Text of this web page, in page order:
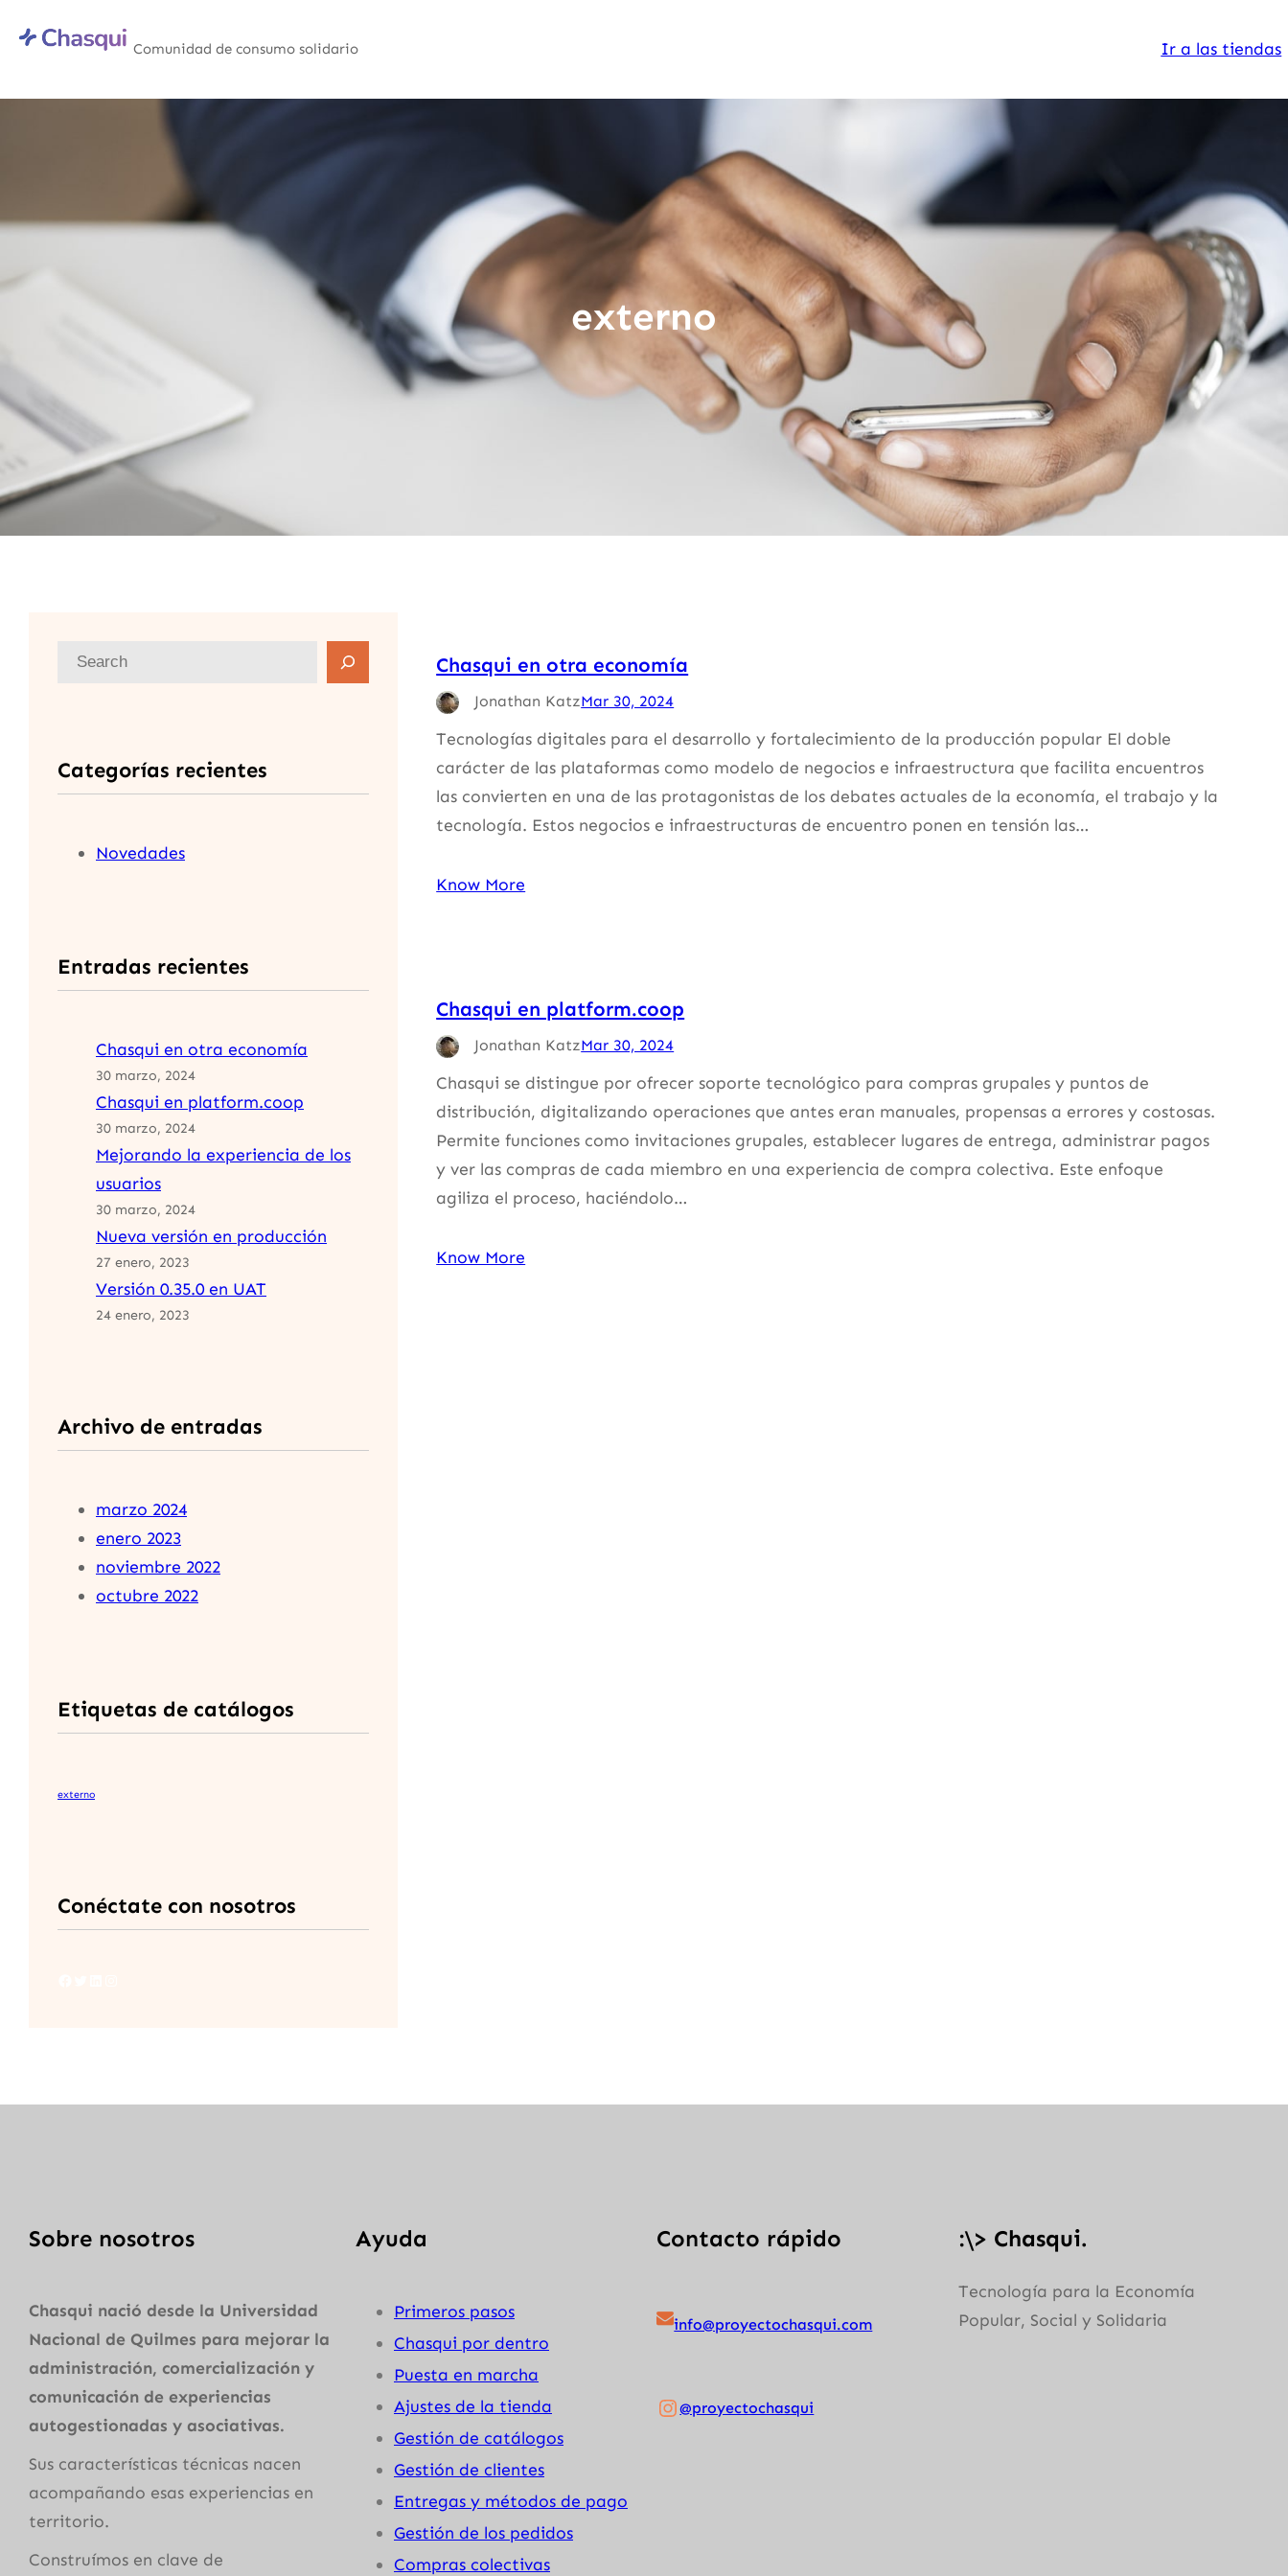
Comunidad de consumo solidario Ir a las tiendas
externo
a
r
Categorías recientes
Novedades
Entradas recientes
Chasqui en otra economía
30 marzo, 2024
Chasqui en platform.coop
30 marzo, 2024
Mejorando la experiencia de los
usuarios
30 marzo, 2024
Nueva versión en producción
27 enero, 2023
Versión 0.35.0 en UAT
24 enero, 2023
Archivo de entradas
marzo 2024
enero 2023
noviembre 2022
octubre 2022
Etiquetas de catálogos
externo
Conéctate con nosotros
Chasqui en otra economía
Jonathan KatzMar 30, 2024
Tecnologías digitales para el desarrollo y fortalecimiento de la producción popular El doble
carácter de las plataformas como modelo de negocios e infraestructura que facilita encuentros
las convierten en una de las protagonistas de los debates actuales de la economía, el trabajo y la
tecnología. Estos negocios e infraestructuras de encuentro ponen en tensión las…
Know More
Chasqui en platform.coop
Jonathan KatzMar 30, 2024
Chasqui se distingue por ofrecer soporte tecnológico para compras grupales y puntos de
distribución, digitalizando operaciones que antes eran manuales, propensas a errores y costosas.
Permite funciones como invitaciones grupales, establecer lugares de entrega, administrar pagos
y ver las compras de cada miembro en una experiencia de compra colectiva. Este enfoque
agiliza el proceso, haciéndolo…
Know More
Sobre nosotros
Chasqui nació desde la Universidad
Nacional de Quilmes para mejorar la
administración, comercialización y
comunicación de experiencias
autogestionadas y asociativas.
Sus características técnicas nacen
acompañando esas experiencias en
territorio.
Construímos en clave de
Ayuda
Primeros pasos
Chasqui por dentro
Puesta en marcha
Ajustes de la tienda
Gestión de catálogos
Gestión de clientes
Entregas y métodos de pago
Gestión de los pedidos
Compras colectivas
Contacto rápido
info@proyectochasqui.com
Instagram@proyectochasqui
:\> Chasqui.
Tecnología para la Economía
Popular, Social y Solidaria